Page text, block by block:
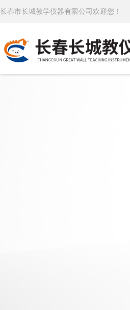
长春市长城教学仪器有限公司欢迎您！